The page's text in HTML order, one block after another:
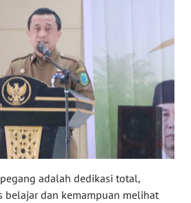
adalah dedikasi total,
belajar dan kemampuan melihat